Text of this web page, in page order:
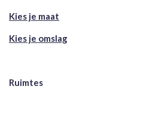
Kies je maat
Kies je omslag
Ruimtes